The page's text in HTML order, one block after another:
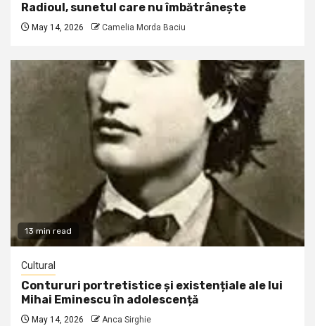
Radioul, sunetul care nu îmbătrânește
May 14, 2026 Camelia Morda Baciu
13 min read
Cultural
Contururi portretistice și existențiale ale lui
Mihai Eminescu în adolescență
May 14, 2026 Anca Sirghie